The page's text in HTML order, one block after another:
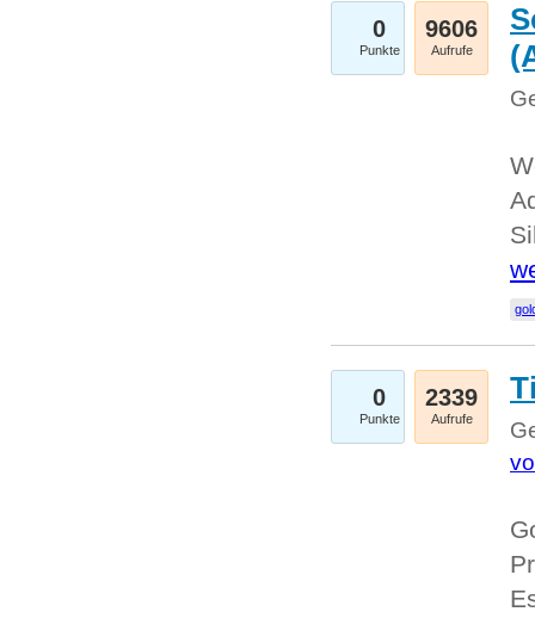
0
Punkte
9606
Aufrufe
0
Punkte
2339
Aufrufe